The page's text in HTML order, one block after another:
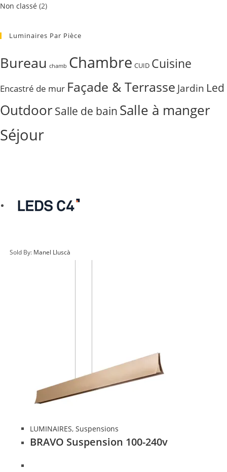
Non classé (2)
Luminaires Par Pièce
Bureau chamb Chambre CUID Cuisine
Encastré de mur Façade & Terrasse Jardin Led
OutdoorSalle de bain Salle à manger
Séjour
Sold By: Manel Lluscà
LUMINAIRES, Suspensions
BRAVO Suspension 100-240v